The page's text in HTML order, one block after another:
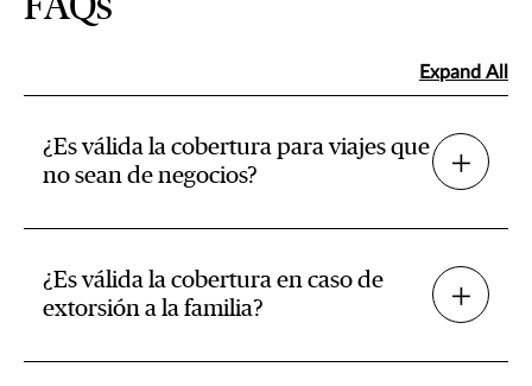
Expand All
¿Es válida la cobertura para viajes que
no sean de negocios?
¿Es válida la cobertura en caso de
extorsión a la familia?